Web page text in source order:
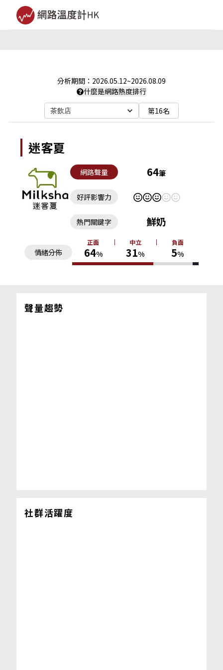
分析期間： 2026.05.12~2026.08.09
什麼是網路熱度排行
茶飲店 第16名
迷客夏
網路聲量 64筆
好評影響力
情緒分佈
正面
64%
中立
31%
負面
5%
熱門關鍵字 鮮奶
聲量趨勢
社群活躍度